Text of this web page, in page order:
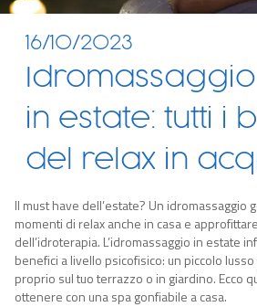
16/10/2023
in estate: tutti i
del relax in
Il must have dell’estate? Un idromassaggio
momenti di relax anche in casa e
dell’idroterapia. L’idromassaggio in estate
benefici a livello psicofisico: un piccolo
proprio sul tuo terrazzo o in giardino. Ecco
ottenere con una spa gonfiabile a casa.